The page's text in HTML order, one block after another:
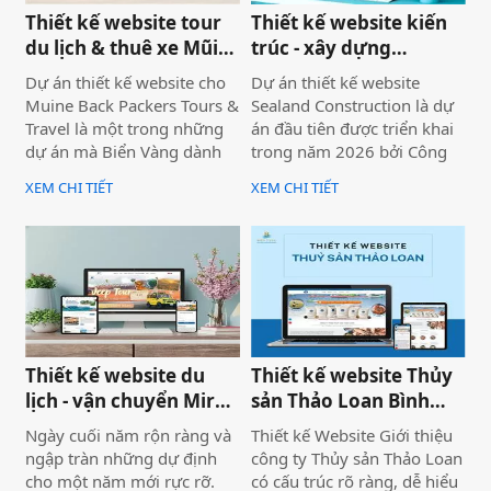
Thiết kế website tour
du lịch & thuê xe Mũi
Né
Dự án thiết kế website cho
Muine Back Packers Tours &
Travel là một trong những
dự án mà Biển Vàng dành
rất nhiều tâm huyết để triển
khai trọn vẹn cả về giao
diện, trải nghiệm người
dùng và hiệu quả vận hành
XEM CHI TIẾT
Thiết kế website kiến
trúc - xây dựng
Sealand Construction
Dự án thiết kế website
Sealand Construction là dự
án đầu tiên được triển khai
trong năm 2026 bởi Công
ty Thiết kế Website Biển
Vàng, mang ý nghĩa mở đầu
cho một năm phát triển mới
với định hướng chuyên
nghiệp, bài bản và bền
vững.
XEM CHI TIẾT
Thiết kế website du
lịch - vận chuyển Mira
tour Mũi Né
Ngày cuối năm rộn ràng và
ngập tràn những dự định
cho một năm mới rực rỡ.
Thiết kế website Thủy
sản Thảo Loan Bình
Thuận, Lâm Đồng
Thiết kế Website Giới thiệu
công ty Thủy sản Thảo Loan
có cấu trúc rõ ràng, dễ hiểu